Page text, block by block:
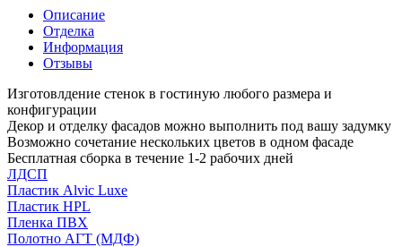
Описание
Отделка
Информация
Отзывы
Изготовлдение стенок в гостиную любого размера и
конфигурации
Декор и отделку фасадов можно выполнить под вашу задумку
Возможно сочетание нескольких цветов в одном фасаде
Бесплатная сборка в течение 1-2 рабочих дней
ЛДСП
Пластик Alvic Luxe
Пластик HPL
Пленка ПВХ
Полотно АГТ (МДФ)